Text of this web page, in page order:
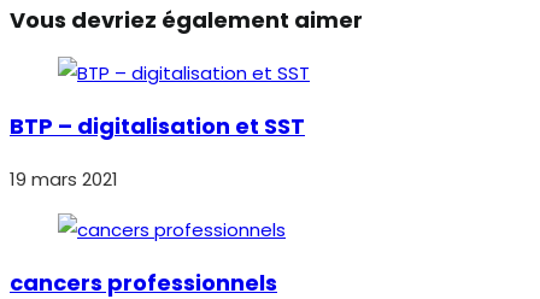
Vous devriez également aimer
BTP – digitalisation et SST
19 mars 2021
cancers professionnels